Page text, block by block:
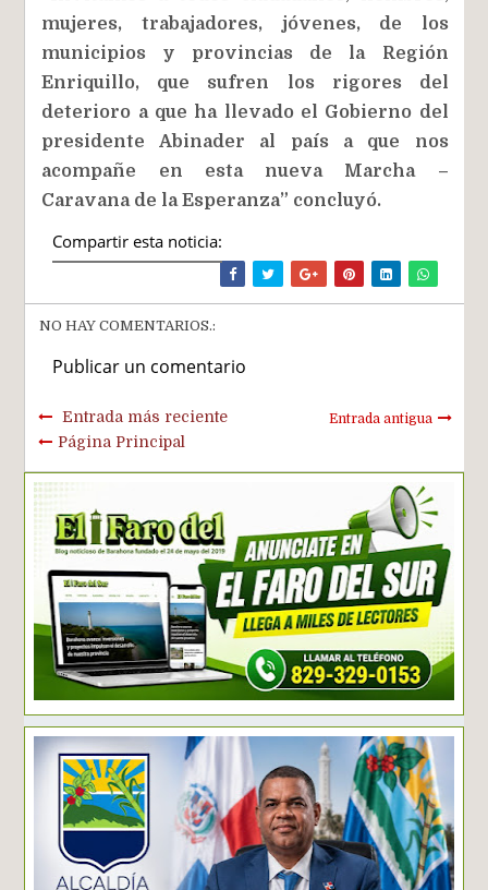
mujeres, trabajadores, jóvenes, de los
municipios y provincias de la Región
Enriquillo, que sufren los rigores del
deterioro a que ha llevado el Gobierno del
presidente Abinader al país a que nos
acompañe en esta nueva Marcha –
Caravana de la Esperanza” concluyó.
Compartir esta noticia:
NO HAY COMENTARIOS.:
Publicar un comentario
Entrada más reciente Entrada antigua
Página Principal